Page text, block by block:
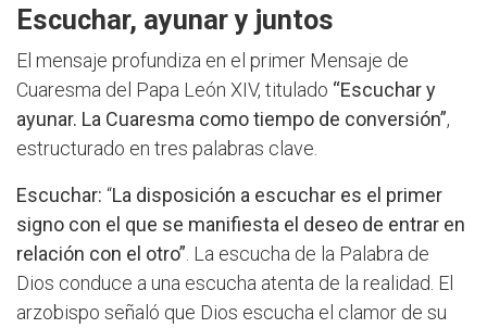
Escuchar, ayunar y juntos
El mensaje profundiza en el primer Mensaje de
Cuaresma del Papa León XIV, titulado “Escuchar y
ayunar. La Cuaresma como tiempo de conversión”,
estructurado en tres palabras clave.
Escuchar: “La disposición a escuchar es el primer
signo con el que se manifiesta el deseo de entrar en
relación con el otro” . La escucha de la Palabra de
Dios conduce a una escucha atenta de la realidad. El
arzobispo señaló que Dios escucha el clamor de su